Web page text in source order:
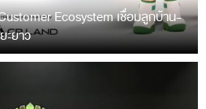
Ecosystem เชื่อมลูกบ้าน-
ะยาว